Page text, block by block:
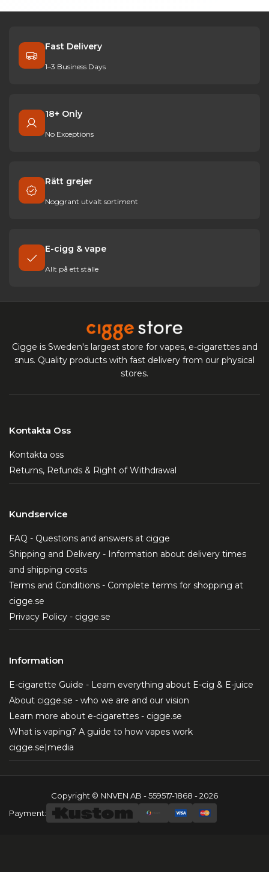
Fast Delivery
1–3 Business Days
18+ Only
No Exceptions
Rätt grejer
Noggrant utvalt sortiment
E-cigg & vape
Allt på ett ställe
Cigge is Sweden's largest store for vapes, e-cigarettes and
snus. Quality products with fast delivery from our physical
stores.
Kontakta Oss
Kontakta oss
Returns, Refunds & Right of Withdrawal
Kundservice
FAQ - Questions and answers at cigge
Shipping and Delivery - Information about delivery times
and shipping costs
Terms and Conditions - Complete terms for shopping at
cigge.se
Privacy Policy - cigge.se
Information
E-cigarette Guide - Learn everything about E-cig & E-juice
About cigge.se - who we are and our vision
Learn more about e-cigarettes - cigge.se
What is vaping? A guide to how vapes work
cigge.se|media
Copyright © NNVEN AB - 559517-1868 - 2026
Payment: